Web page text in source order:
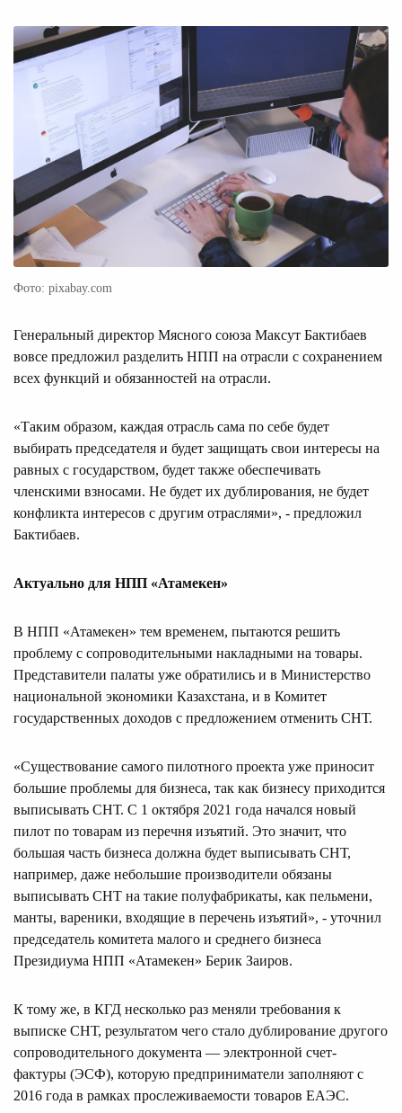
Фото: pixabay.com
Генеральный директор Мясного союза Максут Бактибаев
вовсе предложил разделить НПП на отрасли с сохранением
всех функций и обязанностей на отрасли.
«Таким образом, каждая отрасль сама по себе будет
выбирать председателя и будет защищать свои интересы на
равных с государством, будет также обеспечивать
членскими взносами. Не будет их дублирования, не будет
конфликта интересов с другим отраслями», - предложил
Бактибаев.
Актуально для НПП «Атамекен»
В НПП «Атамекен» тем временем, пытаются решить
проблему с сопроводительными накладными на товары.
Представители палаты уже обратились и в Министерство
национальной экономики Казахстана, и в Комитет
государственных доходов с предложением отменить СНТ.
«Существование самого пилотного проекта уже приносит
большие проблемы для бизнеса, так как бизнесу приходится
выписывать СНТ. С 1 октября 2021 года начался новый
пилот по товарам из перечня изъятий. Это значит, что
большая часть бизнеса должна будет выписывать СНТ,
например, даже небольшие производители обязаны
выписывать СНТ на такие полуфабрикаты, как пельмени,
манты, вареники, входящие в перечень изъятий», - уточнил
председатель комитета малого и среднего бизнеса
Президиума НПП «Атамекен» Берик Заиров.
К тому же, в КГД несколько раз меняли требования к
выписке СНТ, результатом чего стало дублирование другого
сопроводительного документа — электронной счет-
фактуры (ЭСФ), которую предприниматели заполняют с
2016 года в рамках прослеживаемости товаров ЕАЭС.